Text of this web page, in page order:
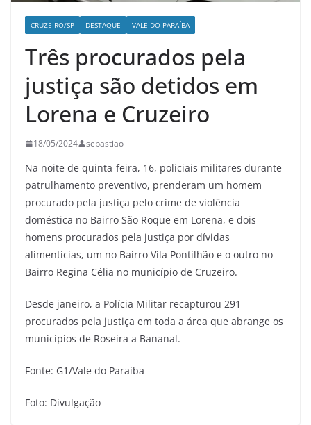
CRUZEIRO/SP DESTAQUE VALE DO PARAÍBA
Três procurados pela
justiça são detidos em
Lorena e Cruzeiro
18/05/2024 sebastiao
Na noite de quinta-feira, 16, policiais militares durante
patrulhamento preventivo, prenderam um homem
procurado pela justiça pelo crime de violência
doméstica no Bairro São Roque em Lorena, e dois
homens procurados pela justiça por dívidas
alimentícias, um no Bairro Vila Pontilhão e o outro no
Bairro Regina Célia no município de Cruzeiro.
Desde janeiro, a Polícia Militar recapturou 291
procurados pela justiça em toda a área que abrange os
municípios de Roseira a Bananal.
Fonte: G1/Vale do Paraíba
Foto: Divulgação